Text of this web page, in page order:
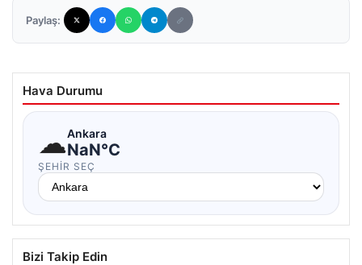
Paylaş:
Hava Durumu
☁Ankara
NaN°C
ŞEHIR SEÇ
Bizi Takip Edin